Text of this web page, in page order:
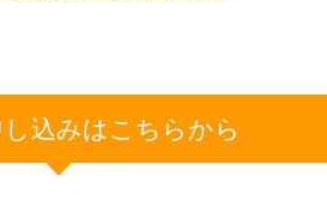
込みはこちらから